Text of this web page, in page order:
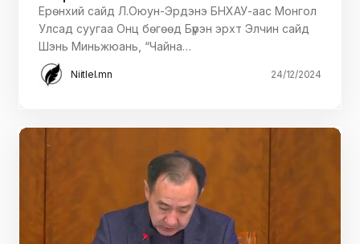
Ерөнхий сайд Л.Оюун-Эрдэнэ БНХАУ-аас Монгол
Улсад суугаа Онц бөгөөд Бүрэн эрхт Элчин сайд
Шэнь Миньжюань, “Чайна…
Niitlel.mn 24/12/2024